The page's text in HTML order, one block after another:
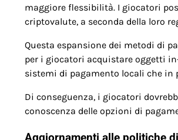
maggiore flessibilità. I giocatori
criptovalute, a seconda della loro
Questa espansione dei metodi di
per i giocatori acquistare oggetti
sistemi di pagamento locali che in
Di conseguenza, i giocatori
conoscenza delle opzioni di